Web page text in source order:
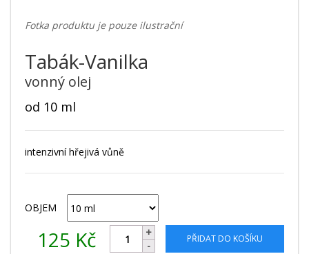
Fotka produktu je pouze ilustrační
Tabák-Vanilka
vonný olej
od 10 ml
intenzivní hřejivá vůně
OBJEM
125 Kč PŘIDAT DO KOŠÍKU